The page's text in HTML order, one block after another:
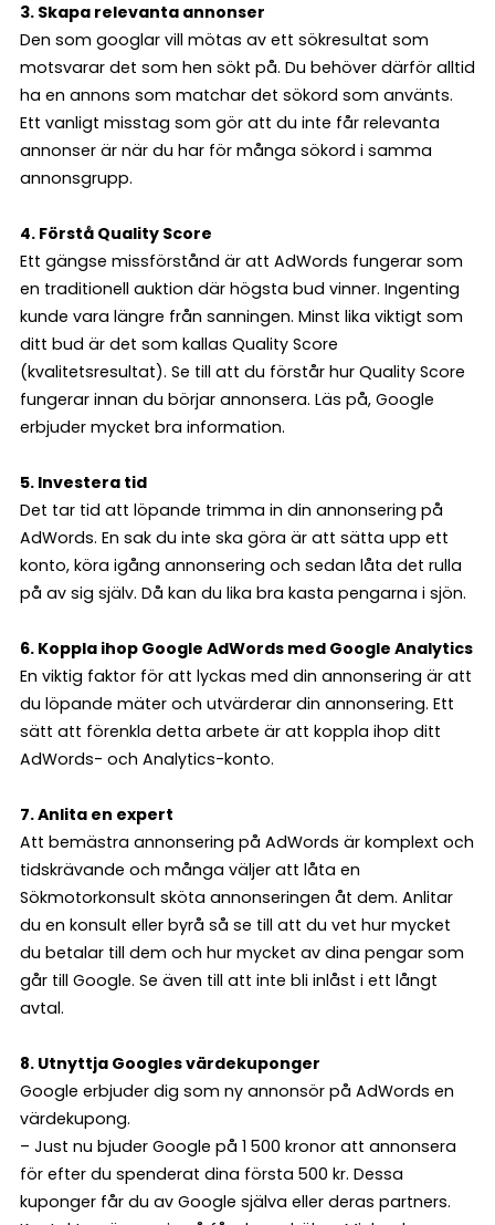
3. Skapa relevanta annonser
Den som googlar vill mötas av ett sökresultat som
motsvarar det som hen sökt på. Du behöver därför alltid
ha en annons som matchar det sökord som använts.
Ett vanligt misstag som gör att du inte får relevanta
annonser är när du har för många sökord i samma
annonsgrupp.
4. Förstå Quality Score
Ett gängse missförstånd är att AdWords fungerar som
en traditionell auktion där högsta bud vinner. Ingenting
kunde vara längre från sanningen. Minst lika viktigt som
ditt bud är det som kallas Quality Score
(kvalitetsresultat). Se till att du förstår hur Quality Score
fungerar innan du börjar annonsera. Läs på, Google
erbjuder mycket bra information.
5. Investera tid
Det tar tid att löpande trimma in din annonsering på
AdWords. En sak du inte ska göra är att sätta upp ett
konto, köra igång annonsering och sedan låta det rulla
på av sig själv. Då kan du lika bra kasta pengarna i sjön.
6. Koppla ihop Google AdWords med Google Analytics
En viktig faktor för att lyckas med din annonsering är att
du löpande mäter och utvärderar din annonsering. Ett
sätt att förenkla detta arbete är att koppla ihop ditt
AdWords- och Analytics-konto.
7. Anlita en expert
Att bemästra annonsering på AdWords är komplext och
tidskrävande och många väljer att låta en
Sökmotorkonsult sköta annonseringen åt dem. Anlitar
du en konsult eller byrå så se till att du vet hur mycket
du betalar till dem och hur mycket av dina pengar som
går till Google. Se även till att inte bli inlåst i ett långt
avtal.
8. Utnyttja Googles värdekuponger
Google erbjuder dig som ny annonsör på AdWords en
värdekupong.
– Just nu bjuder Google på 1 500 kronor att annonsera
för efter du spenderat dina första 500 kr. Dessa
kuponger får du av Google själva eller deras partners.